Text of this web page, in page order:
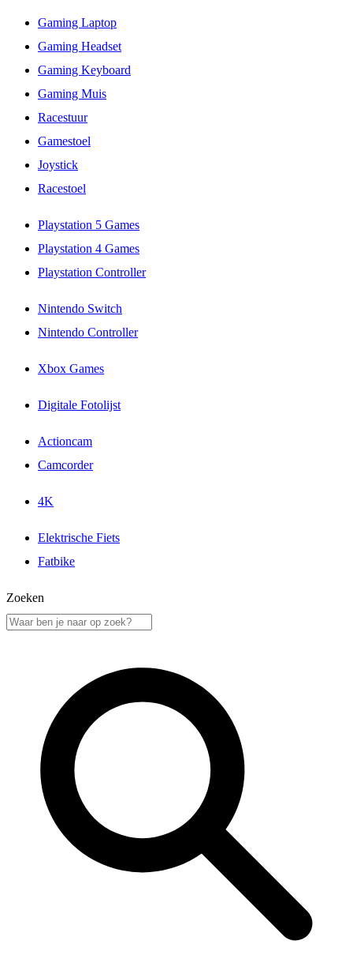
Gaming Laptop
Gaming Headset
Gaming Keyboard
Gaming Muis
Racestuur
Gamestoel
Joystick
Racestoel
Playstation 5 Games
Playstation 4 Games
Playstation Controller
Nintendo Switch
Nintendo Controller
Xbox Games
Digitale Fotolijst
Actioncam
Camcorder
4K
Elektrische Fiets
Fatbike
Zoeken